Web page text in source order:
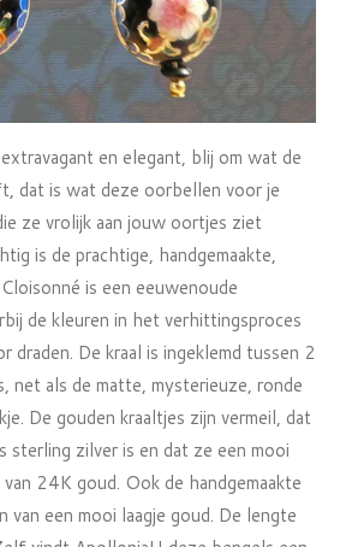
en elegant, blij om wat de
dat is wat deze oorbellen voor je
ze vrolijk aan jouw oortjes ziet
is de prachtige, handgemaakte,
is een eeuwenoude
de kleuren in het verhittingsproces
draden. De kraal is ingeklemd tussen 2
als de matte, mysterieuze, ronde
De gouden kraaltjes zijn vermeil, dat
sterling zilver is en dat ze een mooi
24K goud. Ook de handgemaakte
van een mooi laagje goud. De lengte